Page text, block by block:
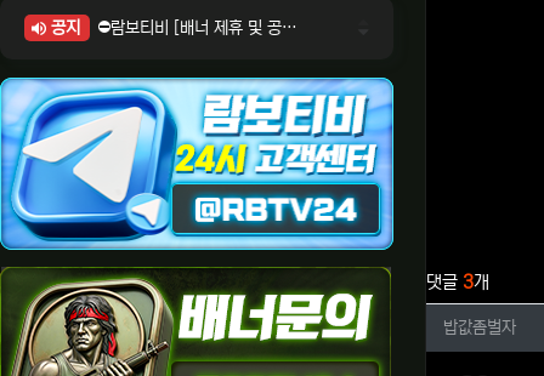
댓글 3개
밥값좀
밥값좀벌자
공지
⛔람보티비 [배너 제휴 및 공식 입점 문의 안내]
⛔람보티비 [정회원 등급UP! 안내사항]
⛔람보티비 [채팅방 이용시 주의사항]
⛔람보티비 [공식보증업체 안내]